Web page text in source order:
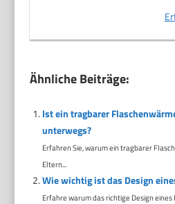
Ähnliche Beiträge:
Ist ein tragbarer
unterwegs?
Erfahren Sie, warum ein tragbarer
Eltern...
Wie wichtig ist das Design
Erfahre warum das richtige Design